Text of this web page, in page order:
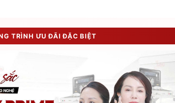
TRÌNH ƯU ĐÃI ĐẶC BIỆT